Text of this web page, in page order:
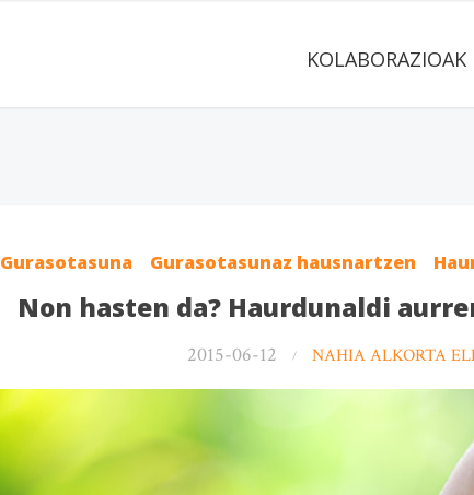
KOLABORAZIOAK
Gurasotasuna Gurasotasunaz hausnartzen
Non hasten da? Haurdunaldi
2015-06-12 NAHIA ALKORTA